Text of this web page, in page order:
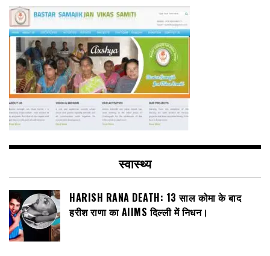
स्वास्थ्य
HARISH RANA DEATH: 13 साल कोमा के बाद
हरीश राणा का AIIMS दिल्ली में निधन।